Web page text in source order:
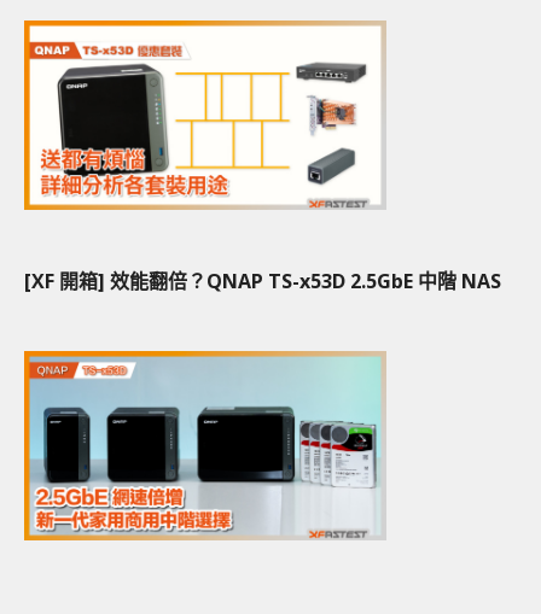
[XF 開箱] 效能翻倍？QNAP TS-x53D 2.5GbE 中階 NAS